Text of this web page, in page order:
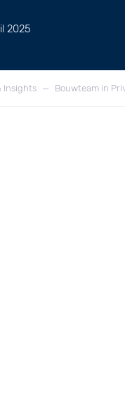
Insights — Bouwteam in
2025